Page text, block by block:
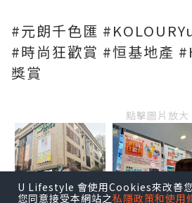
#元朗千色匯
#時尚狂歡賞 #恒基地產
獎賞
點擊圖片放大
U Lifestyle 會使用Cookies來改善
您同意接受本網站之私隱政策和使用